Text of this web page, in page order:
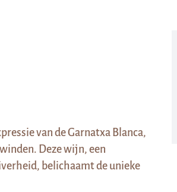
van de Garnatxa Blanca,
Deze wijn, een
belichaamt de unieke